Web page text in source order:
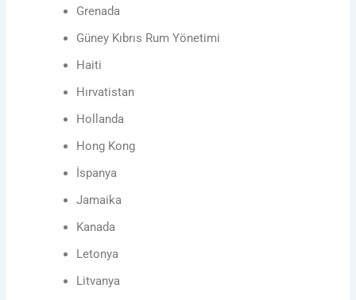
Grenada
Güney Kıbrıs Rum Yönetimi
Haiti
Hırvatistan
Hollanda
Hong Kong
İspanya
Jamaika
Kanada
Letonya
Litvanya